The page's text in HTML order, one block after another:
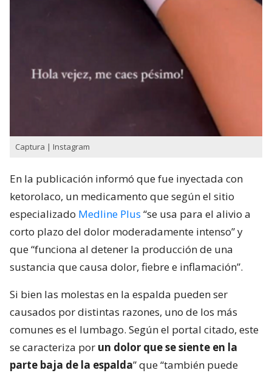
Captura | Instagram
En la publicación informó que fue inyectada con
ketorolaco, un medicamento que según el sitio
especializado Medline Plus “se usa para el alivio a
corto plazo del dolor moderadamente intenso” y
que “funciona al detener la producción de una
sustancia que causa dolor, fiebre e inflamación”.
Si bien las molestas en la espalda pueden ser
causados por distintas razones, uno de los más
comunes es el lumbago. Según el portal citado, este
se caracteriza por un dolor que se siente en la
parte baja de la espalda” que “también puede